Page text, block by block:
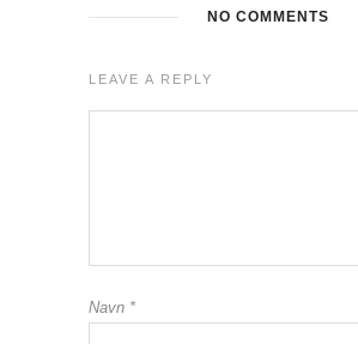
NO COMMENTS
LEAVE A REPLY
Navn *